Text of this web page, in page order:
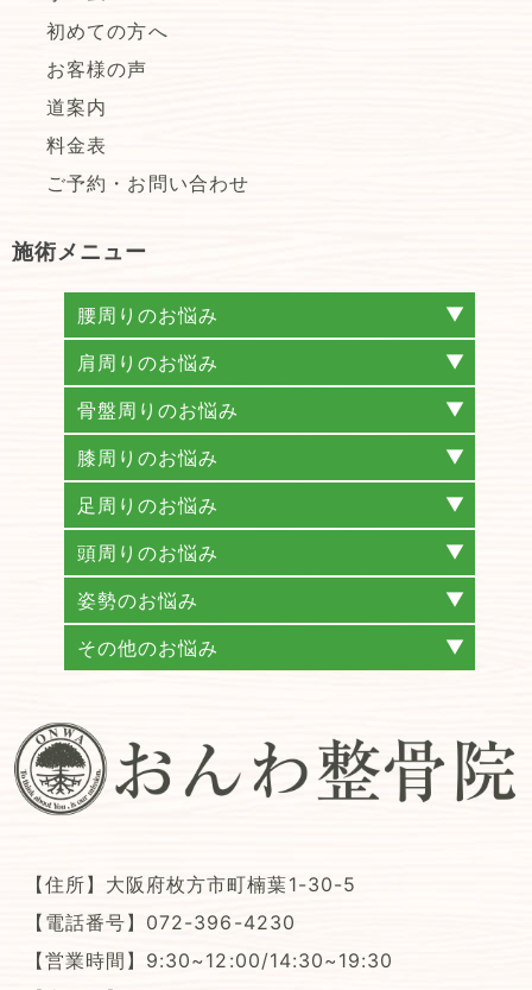
初めての方へ
お客様の声
道案内
料金表
ご予約・お問い合わせ
施術メニュー
腰周りのお悩み
腰痛
椎間板ヘルニア
坐骨神経痛
脊柱管狭窄症
仙腸関節性腰痛(仙腸関節炎)
梨状筋症候群
ぎっくり腰
腰椎分離症
すべり症
肩周りのお悩み
肩こり
首こり
ストレートネック
頚椎ヘルニア
頚椎症
五十肩
四十肩
骨盤周りのお悩み
産後の骨盤矯正
股関節痛
膝周りのお悩み
変形性膝関節症
膝痛
足周りのお悩み
外反母趾
巻き爪補正
頭周りのお悩み
頭痛
耳鳴り
メニエール病
めまい
姿勢のお悩み
猫背姿勢矯正
巻き肩
反り腰
側弯症
その他のお悩み
【住所】 大阪府枚方市町楠葉1-30-5
【電話番号】 072-396-4230
【営業時間】9:30~12:00/14:30~19:30